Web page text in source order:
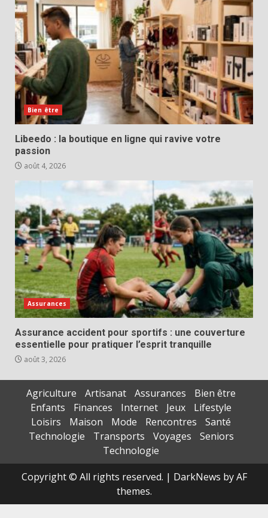
Bien être
Libeedo : la boutique en ligne qui ravive votre
passion
août 4, 2026
Assurances
Assurance accident pour sportifs : une couverture
essentielle pour pratiquer l’esprit tranquille
août 3, 2026
Agriculture Artisanat Assurances
Bien être
Enfants
Finances Internet Jeux
Lifestyle
Loisirs
Maison Mode Rencontres
Santé
Technologie
Transports Voyages
Seniors
Technologie
Copyright © All rights reserved. | DarkNews by AF
themes.